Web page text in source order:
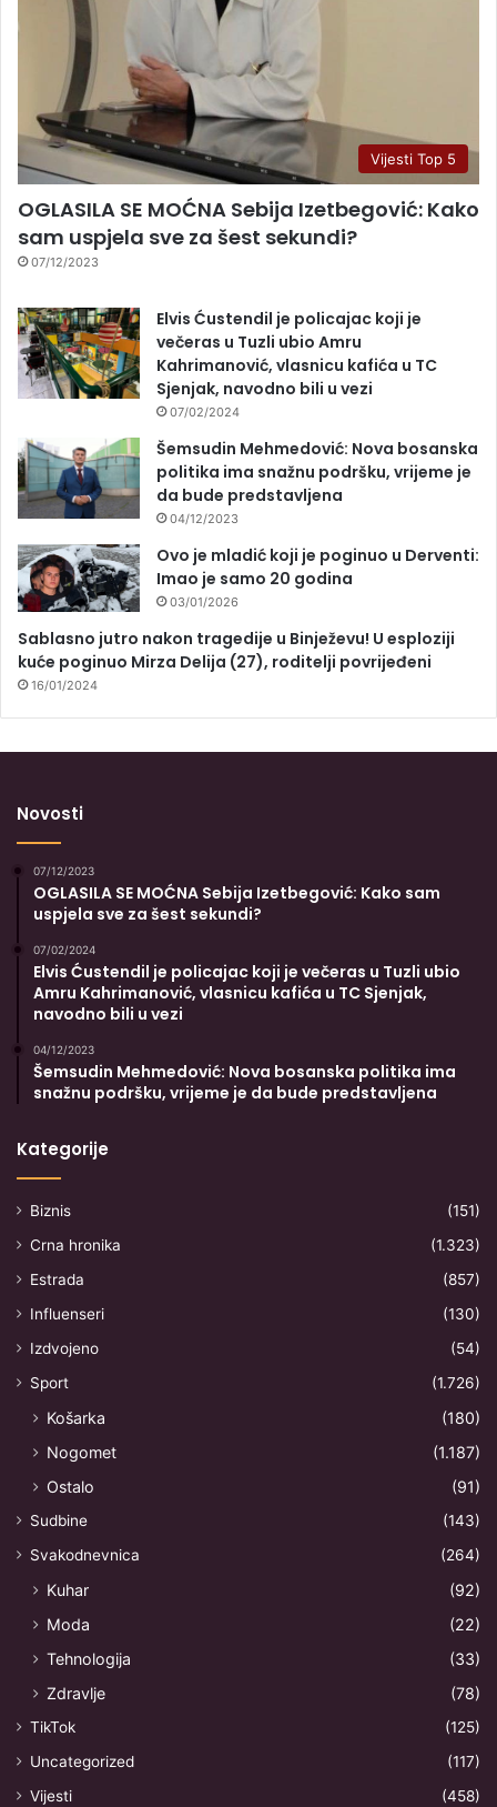
Vijesti Top 5
OGLASILA SE MOĆNA Sebija Izetbegović: Kako
sam uspjela sve za šest sekundi?
07/12/2023
Elvis Ćustendil je policajac koji je
večeras u Tuzli ubio Amru
Kahrimanović, vlasnicu kafića u TC
Sjenjak, navodno bili u vezi
07/02/2024
Šemsudin Mehmedović: Nova bosanska
politika ima snažnu podršku, vrijeme je
da bude predstavljena
04/12/2023
Ovo je mladić koji je poginuo u Derventi:
Imao je samo 20 godina
03/01/2026
Sablasno jutro nakon tragedije u Binježevu! U esploziji
kuće poginuo Mirza Delija (27), roditelji povrijeđeni
16/01/2024
Novosti
07/12/2023
OGLASILA SE MOĆNA Sebija Izetbegović: Kako sam
uspjela sve za šest sekundi?
07/02/2024
Elvis Ćustendil je policajac koji je večeras u Tuzli ubio
Amru Kahrimanović, vlasnicu kafića u TC Sjenjak,
navodno bili u vezi
04/12/2023
Šemsudin Mehmedović: Nova bosanska politika ima
snažnu podršku, vrijeme je da bude predstavljena
Kategorije
Biznis
(151)
Crna hronika
(1.323)
Estrada
(857)
Influenseri
(130)
Izdvojeno
(54)
Sport
(1.726)
Košarka
(180)
Nogomet
(1.187)
Ostalo
(91)
Sudbine
(143)
Svakodnevnica
(264)
Kuhar
(92)
Moda
(22)
Tehnologija
(33)
Zdravlje
(78)
TikTok
(125)
Uncategorized
(117)
Vijesti
(458)